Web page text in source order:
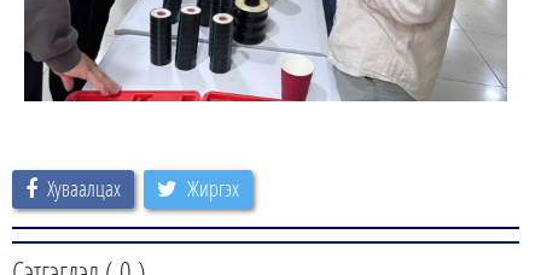
Хуваалцах Жиргэх